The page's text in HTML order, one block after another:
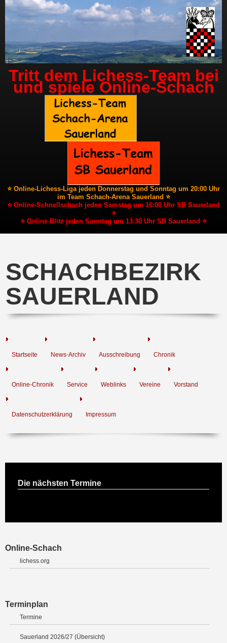
Tritt dem Lichess-Team bei
und spiele Online-Schach
⭐ Online-Lichess-Liga jeden Donnerstag und Sonntag um 20:00 Uhr
im Team Schach-Arena Sauerland ⭐
⭐ Online-Schnellschach jeden Samstag um 16:00 Uhr SB Sauerland
⭐
⭐ Online-Blitz jeden Sonntag um 13:30 Uhr SB Sauerland ⭐
SCHACHBEZIRK
SAUERLAND
Startseite News-Archiv Ausschreibung Chronik
Online-Chronik Service Weblinks Vereine Vorstand
Datenschutzerklärung Impressum
Die nächsten Termine
Online-Schach
lichess.org
Terminplan
Termine
Sauerland 2026/27 (Übersicht)